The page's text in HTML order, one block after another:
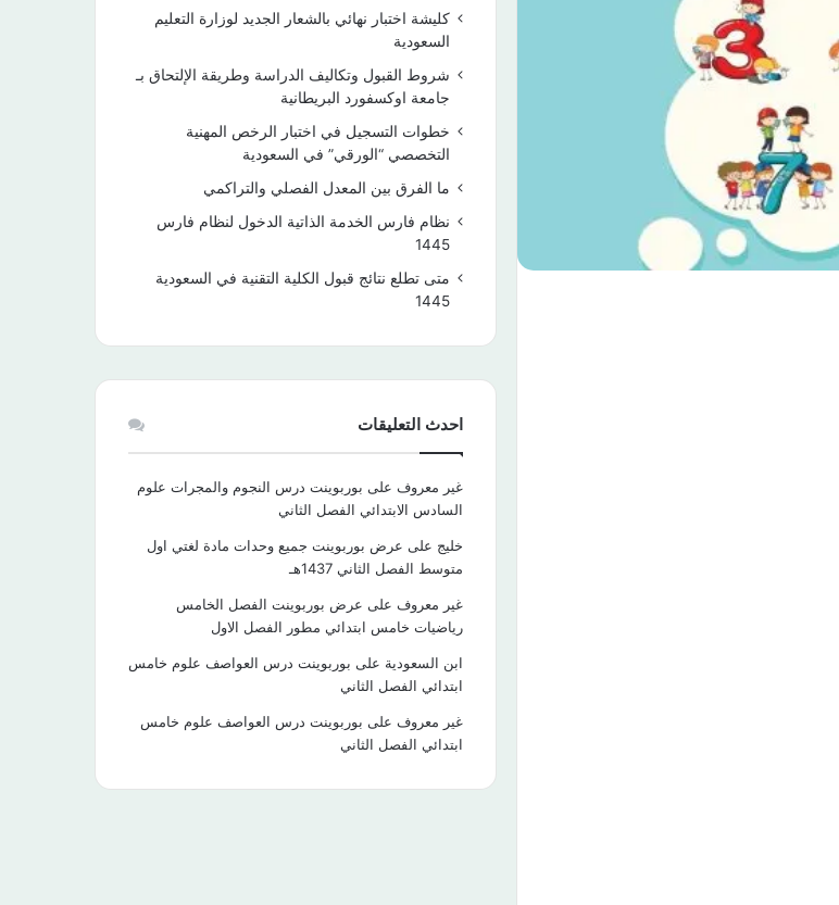
كليشة اختبار نهائي بالشعار الجديد لوزارة التعليم
السعودية
شروط القبول وتكاليف الدراسة وطريقة الإلتحاق بـ
جامعة اوكسفورد البريطانية
خطوات التسجيل في اختبار الرخص المهنية
التخصصي “الورقي” في السعودية
ما الفرق بين المعدل الفصلي والتراكمي
نظام فارس الخدمة الذاتية الدخول لنظام فارس
1445
متى تطلع نتائج قبول الكلية التقنية في السعودية
1445
احدث التعليقات
غير معروف على بوربوينت درس النجوم والمجرات علوم
السادس الابتدائي الفصل الثاني
خليج على عرض بوربوينت جميع وحدات مادة لغتي اول
متوسط الفصل الثاني 1437هـ
غير معروف على عرض بوربوينت الفصل الخامس
رياضيات خامس ابتدائي مطور الفصل الاول
ابن السعودية على بوربوينت درس العواصف علوم خامس
ابتدائي الفصل الثاني
غير معروف على بوربوينت درس العواصف علوم خامس
ابتدائي الفصل الثاني